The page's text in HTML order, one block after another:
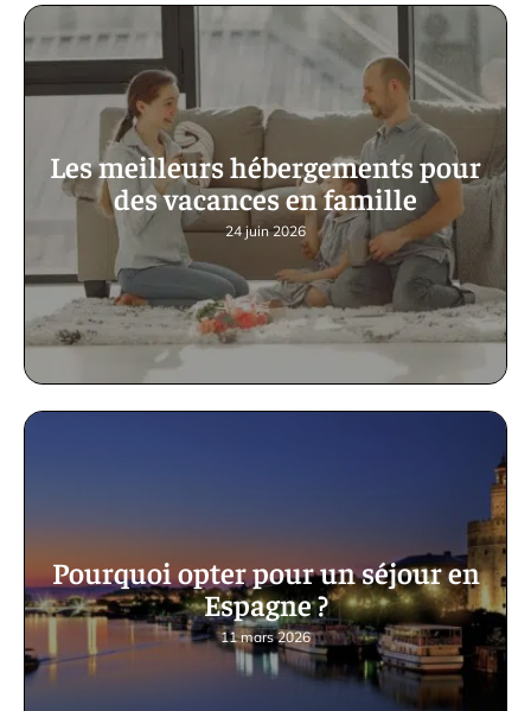
Les meilleurs hébergements pour
des vacances en famille
24 juin 2026
Pourquoi opter pour un séjour en
Espagne ?
11 mars 2026